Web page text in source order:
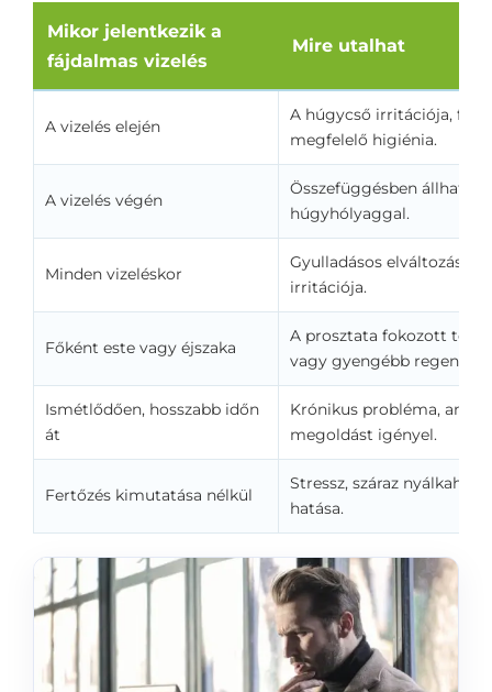
Mikor jelentkezik a
fájdalmas vizelés
Mire utalhat
A vizelés elején
A húgycső irritációja,
megfelelő higiénia.
A vizelés végén
Összefüggésben állhat a
húgyhólyaggal.
Minden vizeléskor
Gyulladásos
irritációja.
Főként este vagy éjszaka
A prosztata fokozott
vagy gyengébb
Ismétlődően, hosszabb időn
át
Krónikus probléma,
megoldást igényel.
Fertőzés kimutatása nélkül
Stressz, száraz
hatása.